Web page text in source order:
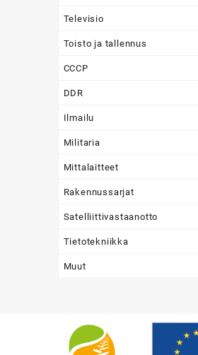
Televisio
Toisto ja tallennus
CCCP
DDR
Ilmailu
Militaria
Mittalaitteet
Rakennussarjat
Satelliittivastaanotto
Tietotekniikka
Muut